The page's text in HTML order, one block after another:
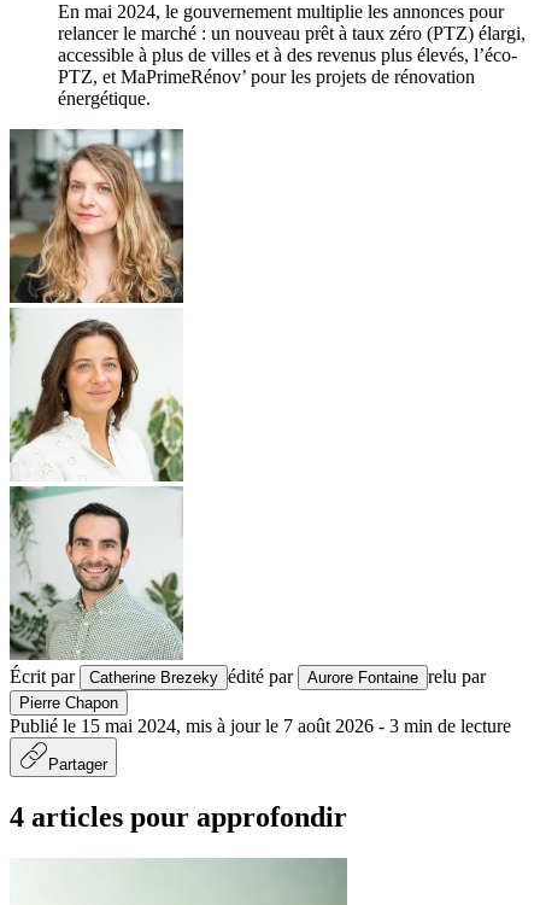
En mai 2024, le gouvernement multiplie les annonces pour
relancer le marché : un nouveau prêt à taux zéro (PTZ) élargi,
accessible à plus de villes et à des revenus plus élevés, l’éco-
PTZ, et MaPrimeRénov’ pour les projets de rénovation
énergétique.
Écrit par Catherine Brezeky édité par Aurore Fontaine relu par
Pierre Chapon
Publié le 15 mai 2024, mis à jour le 7 août 2026 - 3 min de lecture
Partager
4 articles pour approfondir